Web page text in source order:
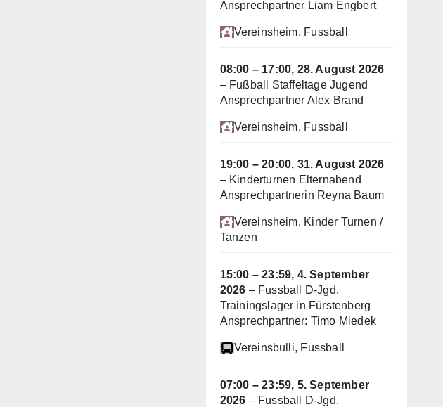
Ansprechpartner Liam Engbert
Vereinsheim, Fussball
08:00 – 17:00, 28. August 2026
– Fußball Staffeltage Jugend
Ansprechpartner Alex Brand
Vereinsheim, Fussball
19:00 – 20:00, 31. August 2026
– Kinderturnen Elternabend
Ansprechpartnerin Reyna Baum
Vereinsheim, Kinder Turnen /
Tanzen
15:00 – 23:59, 4. September
2026 – Fussball D-Jgd.
Trainingslager in Fürstenberg
Ansprechpartner: Timo Miedek
Vereinsbulli, Fussball
07:00 – 23:59, 5. September
2026 – Fussball D-Jgd.